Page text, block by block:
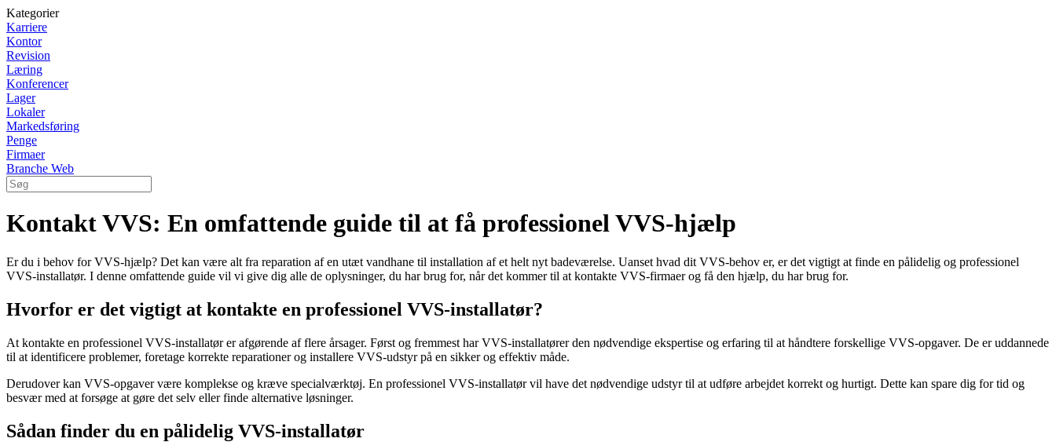
Kategorier
Karriere
Kontor
Revision
Læring
Konferencer
Lager
Lokaler
Markedsføring
Penge
Firmaer
Branche Web
Kontakt VVS: En omfattende guide til at få professionel VVS-hjælp
Er du i behov for VVS-hjælp? Det kan være alt fra reparation af en utæt vandhane til installation af et helt nyt badeværelse. Uanset hvad dit VVS-behov er, er det vigtigt at finde en pålidelig og professionel
VVS-installatør. I denne omfattende guide vil vi give dig alle de oplysninger, du har brug for, når det kommer til at kontakte VVS-firmaer og få den hjælp, du har brug for.
Hvorfor er det vigtigt at kontakte en professionel VVS-installatør?
At kontakte en professionel VVS-installatør er afgørende af flere årsager. Først og fremmest har VVS-installatører den nødvendige ekspertise og erfaring til at håndtere forskellige VVS-opgaver. De er uddannede
til at identificere problemer, foretage korrekte reparationer og installere VVS-udstyr på en sikker og effektiv måde.
Derudover kan VVS-opgaver være komplekse og kræve specialværktøj. En professionel VVS-installatør vil have det nødvendige udstyr til at udføre arbejdet korrekt og hurtigt. Dette kan spare dig for tid og
besvær med at forsøge at gøre det selv eller finde alternative løsninger.
Sådan finder du en pålidelig VVS-installatør